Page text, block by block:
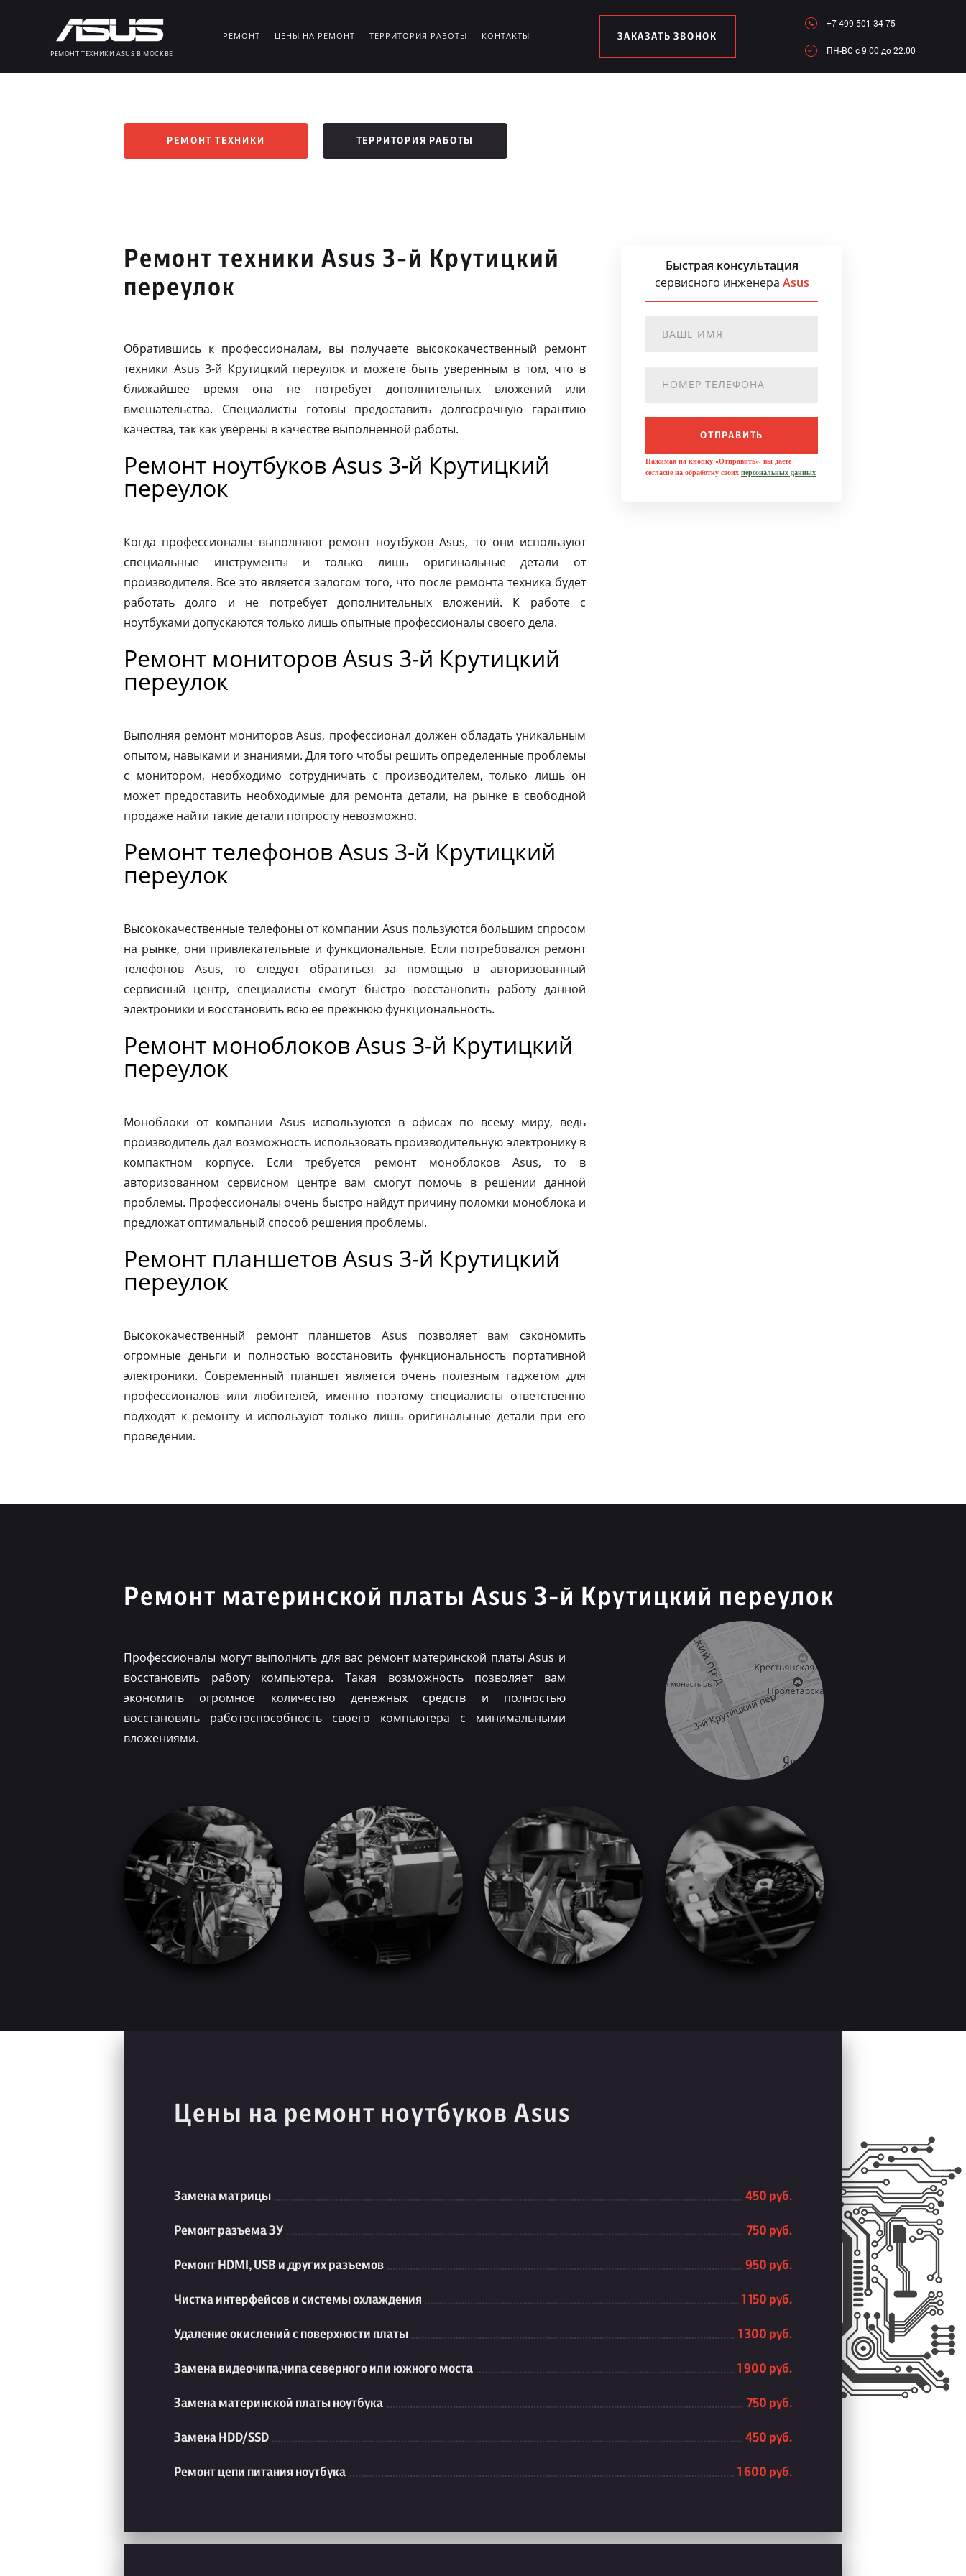
РЕМОНТ ТЕХНИКИ ASUS В МОСКВЕ
РЕМОНТ ЦЕНЫ НА РЕМОНТ ТЕРРИТОРИЯ РАБОТЫ КОНТАКТЫ ЗАКАЗАТЬ ЗВОНОК
+7 499 501 34 75
ПН-ВC c 9.00 до 22.00
РЕМОНТ ТЕХНИКИ ТЕРРИТОРИЯ РАБОТЫ
Ремонт техники Asus 3-й Крутицкий
переулок
Обратившись к профессионалам, вы получаете высококачественный ремонт
техники Asus 3-й Крутицкий переулок и можете быть уверенным в том, что в
ближайшее время она не потребует дополнительных вложений или
вмешательства. Специалисты готовы предоставить долгосрочную гарантию
качества, так как уверены в качестве выполненной работы.
Ремонт ноутбуков Asus 3-й Крутицкий
переулок
Когда профессионалы выполняют ремонт ноутбуков Asus, то они используют
специальные инструменты и только лишь оригинальные детали от
производителя. Все это является залогом того, что после ремонта техника будет
работать долго и не потребует дополнительных вложений. К работе с
ноутбуками допускаются только лишь опытные профессионалы своего дела.
Ремонт мониторов Asus 3-й Крутицкий
переулок
Выполняя ремонт мониторов Asus, профессионал должен обладать уникальным
опытом, навыками и знаниями. Для того чтобы решить определенные проблемы
с монитором, необходимо сотрудничать с производителем, только лишь он
может предоставить необходимые для ремонта детали, на рынке в свободной
продаже найти такие детали попросту невозможно.
Ремонт телефонов Asus 3-й Крутицкий
переулок
Высококачественные телефоны от компании Asus пользуются большим спросом
на рынке, они привлекательные и функциональные. Если потребовался ремонт
телефонов Asus, то следует обратиться за помощью в авторизованный
сервисный центр, специалисты смогут быстро восстановить работу данной
электроники и восстановить всю ее прежнюю функциональность.
Ремонт моноблоков Asus 3-й Крутицкий
переулок
Моноблоки от компании Asus используются в офисах по всему миру, ведь
производитель дал возможность использовать производительную электронику в
компактном корпусе. Если требуется ремонт моноблоков Asus, то в
авторизованном сервисном центре вам смогут помочь в решении данной
проблемы. Профессионалы очень быстро найдут причину поломки моноблока и
предложат оптимальный способ решения проблемы.
Ремонт планшетов Asus 3-й Крутицкий
переулок
Высококачественный ремонт планшетов Asus позволяет вам сэкономить
огромные деньги и полностью восстановить функциональность портативной
электроники. Современный планшет является очень полезным гаджетом для
профессионалов или любителей, именно поэтому специалисты ответственно
подходят к ремонту и используют только лишь оригинальные детали при его
проведении.
Быстрая консультация
сервисного инженера Asus
ОТПРАВИТЬ
Нажимая на кнопку «Отправить», вы даете
согласие на обработку своих персональных данных
Ремонт материнской платы Asus 3-й Крутицкий переулок
Профессионалы могут выполнить для вас ремонт материнской платы Asus и
восстановить работу компьютера. Такая возможность позволяет вам
экономить огромное количество денежных средств и полностью
восстановить работоспособность своего компьютера с минимальными
вложениями.
Цены на ремонт ноутбуков Asus
Замена матрицы 450 руб.
Ремонт разъема ЗУ 750 руб.
Ремонт HDMI, USB и других разъемов 950 руб.
Чистка интерфейсов и системы охлаждения 1 150 руб.
Удаление окислений с поверхности платы 1 300 руб.
Замена видеочипа,чипа северного или южного моста 1 900 руб.
Замена материнской платы ноутбука 750 руб.
Замена HDD/SSD 450 руб.
Ремонт цепи питания ноутбука 1 600 руб.